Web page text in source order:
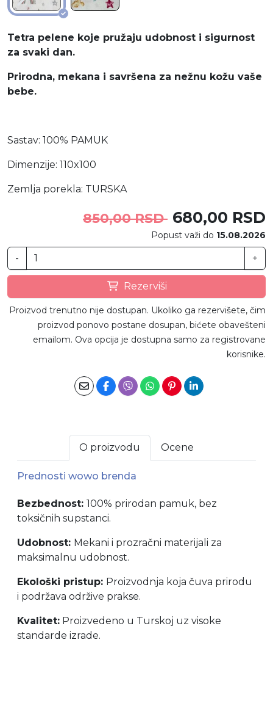
Tetra pelene koje pružaju udobnost i sigurnost
za svaki dan.
Prirodna, mekana i savršena za nežnu kožu vaše
bebe.
Sastav: 100% PAMUK
Dimenzije: 110x100
Zemlja porekla: TURSKA
850,00 RSD 680,00 RSD
Popust važi do 15.08.2026
- +
Rezerviši
Proizvod trenutno nije dostupan. Ukoliko ga rezervišete, čim
proizvod ponovo postane dosupan, bićete obavešteni
emailom. Ova opcija je dostupna samo za registrovane
korisnike.
O proizvodu Ocene
Prednosti wowo brenda
Bezbednost: 100% prirodan pamuk, bez
toksičnih supstanci.
Udobnost: Mekani i prozračni materijali za
maksimalnu udobnost.
Ekološki pristup: Proizvodnja koja čuva prirodu
i podržava održive prakse.
Kvalitet: Proizvedeno u Turskoj uz visoke
standarde izrade.